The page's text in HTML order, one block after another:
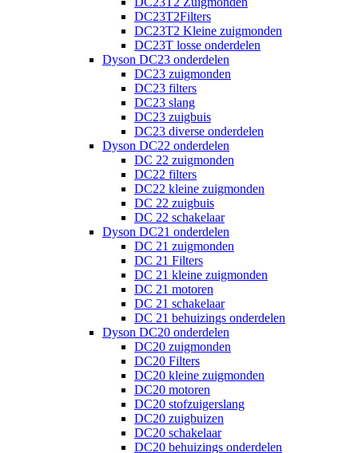
DC23T2Filters
DC23T2 Kleine zuigmonden
DC23T losse onderdelen
Dyson DC23 onderdelen
DC23 zuigmonden
DC23 filters
DC23 slang
DC23 zuigbuis
DC23 diverse onderdelen
Dyson DC22 onderdelen
DC 22 zuigmonden
DC22 filters
DC22 kleine zuigmonden
DC 22 zuigbuis
DC 22 schakelaar
Dyson DC21 onderdelen
DC 21 zuigmonden
DC 21 Filters
DC 21 kleine zuigmonden
DC 21 motoren
DC 21 schakelaar
DC 21 behuizings onderdelen
Dyson DC20 onderdelen
DC20 zuigmonden
DC20 Filters
DC20 kleine zuigmonden
DC20 motoren
DC20 stofzuigerslang
DC20 zuigbuizen
DC20 schakelaar
DC20 behuizings onderdelen